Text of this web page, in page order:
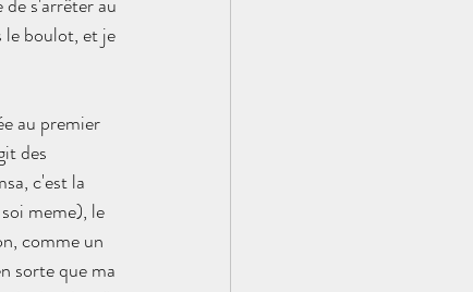
le boulot, et je
au premier
des
c'est la
meme), le
comme un
sorte que ma